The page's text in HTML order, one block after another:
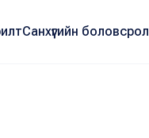
Санхүүгийн боловсрол